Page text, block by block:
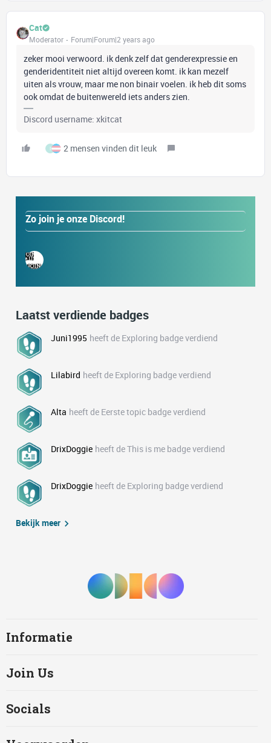
Cat
Moderator Forum|Forum|2 years ago
zeker mooi verwoord. ik denk zelf dat genderexpressie en
genderidentiteit niet altijd overeen komt. ik kan mezelf
uiten als vrouw, maar me non binair voelen. ik heb dit soms
ook omdat de buitenwereld iets anders zien.
Discord username: xkitcat
I 2 mensen vinden dit leuk
Zo join je onze Discord!
Laatst verdiende badges
Juni1995 heeft de Exploring badge verdiend
Lilabird heeft de Exploring badge verdiend
Alta heeft de Eerste topic badge verdiend
DrixDoggie heeft de This is me badge verdiend
DrixDoggie heeft de Exploring badge verdiend
Bekijk meer
Informatie
Join Us
Socials